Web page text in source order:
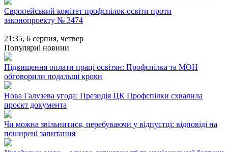
Європейський комітет профспілок освіти проти
законопроекту № 3474
21:35, 6 серпня, четвер
Популярні новини
Підвищення оплати праці освітян: Профспілка та МОН
обговорили подальші кроки
Нова Галузева угода: Президія ЦК Профспілки схвалила
проєкт документа
Чи можна звільнитися, перебуваючи у відпустці: відповіді на
поширені запитання